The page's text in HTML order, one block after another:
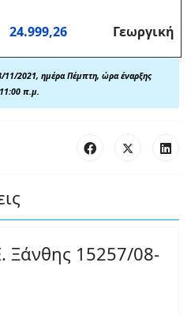
24.999,26 Γεωργική
11/2021, ημέρα Πέμπτη, ώρα έναρξης
11:00 π.μ.
Ξάνθης 15257/08-